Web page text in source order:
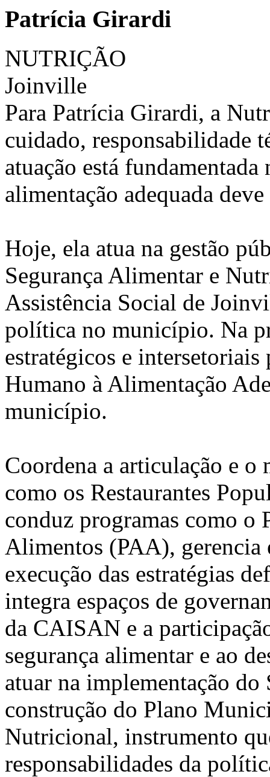
Patrícia Girardi
NUTRIÇÃO
Joinville
Para Patrícia Girardi, a
cuidado, responsabilidade
atuação está
alimentação adequada
Hoje, ela atua na gestão
Segurança Alimentar e
Assistência Social de
política no município. Na
estratégicos e
Humano à Alimentação
município.
Coordena a articulação e o
como os Restaurantes
conduz programas como o
Alimentos (PAA), gerencia
execução das estratégias
integra espaços de
da CAISAN e a
segurança alimentar e ao
atuar na implementação
construção do Plano
Nutricional, instrumento
responsabilidades da